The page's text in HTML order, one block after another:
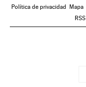
Política de privacidad
Mapa
RSS